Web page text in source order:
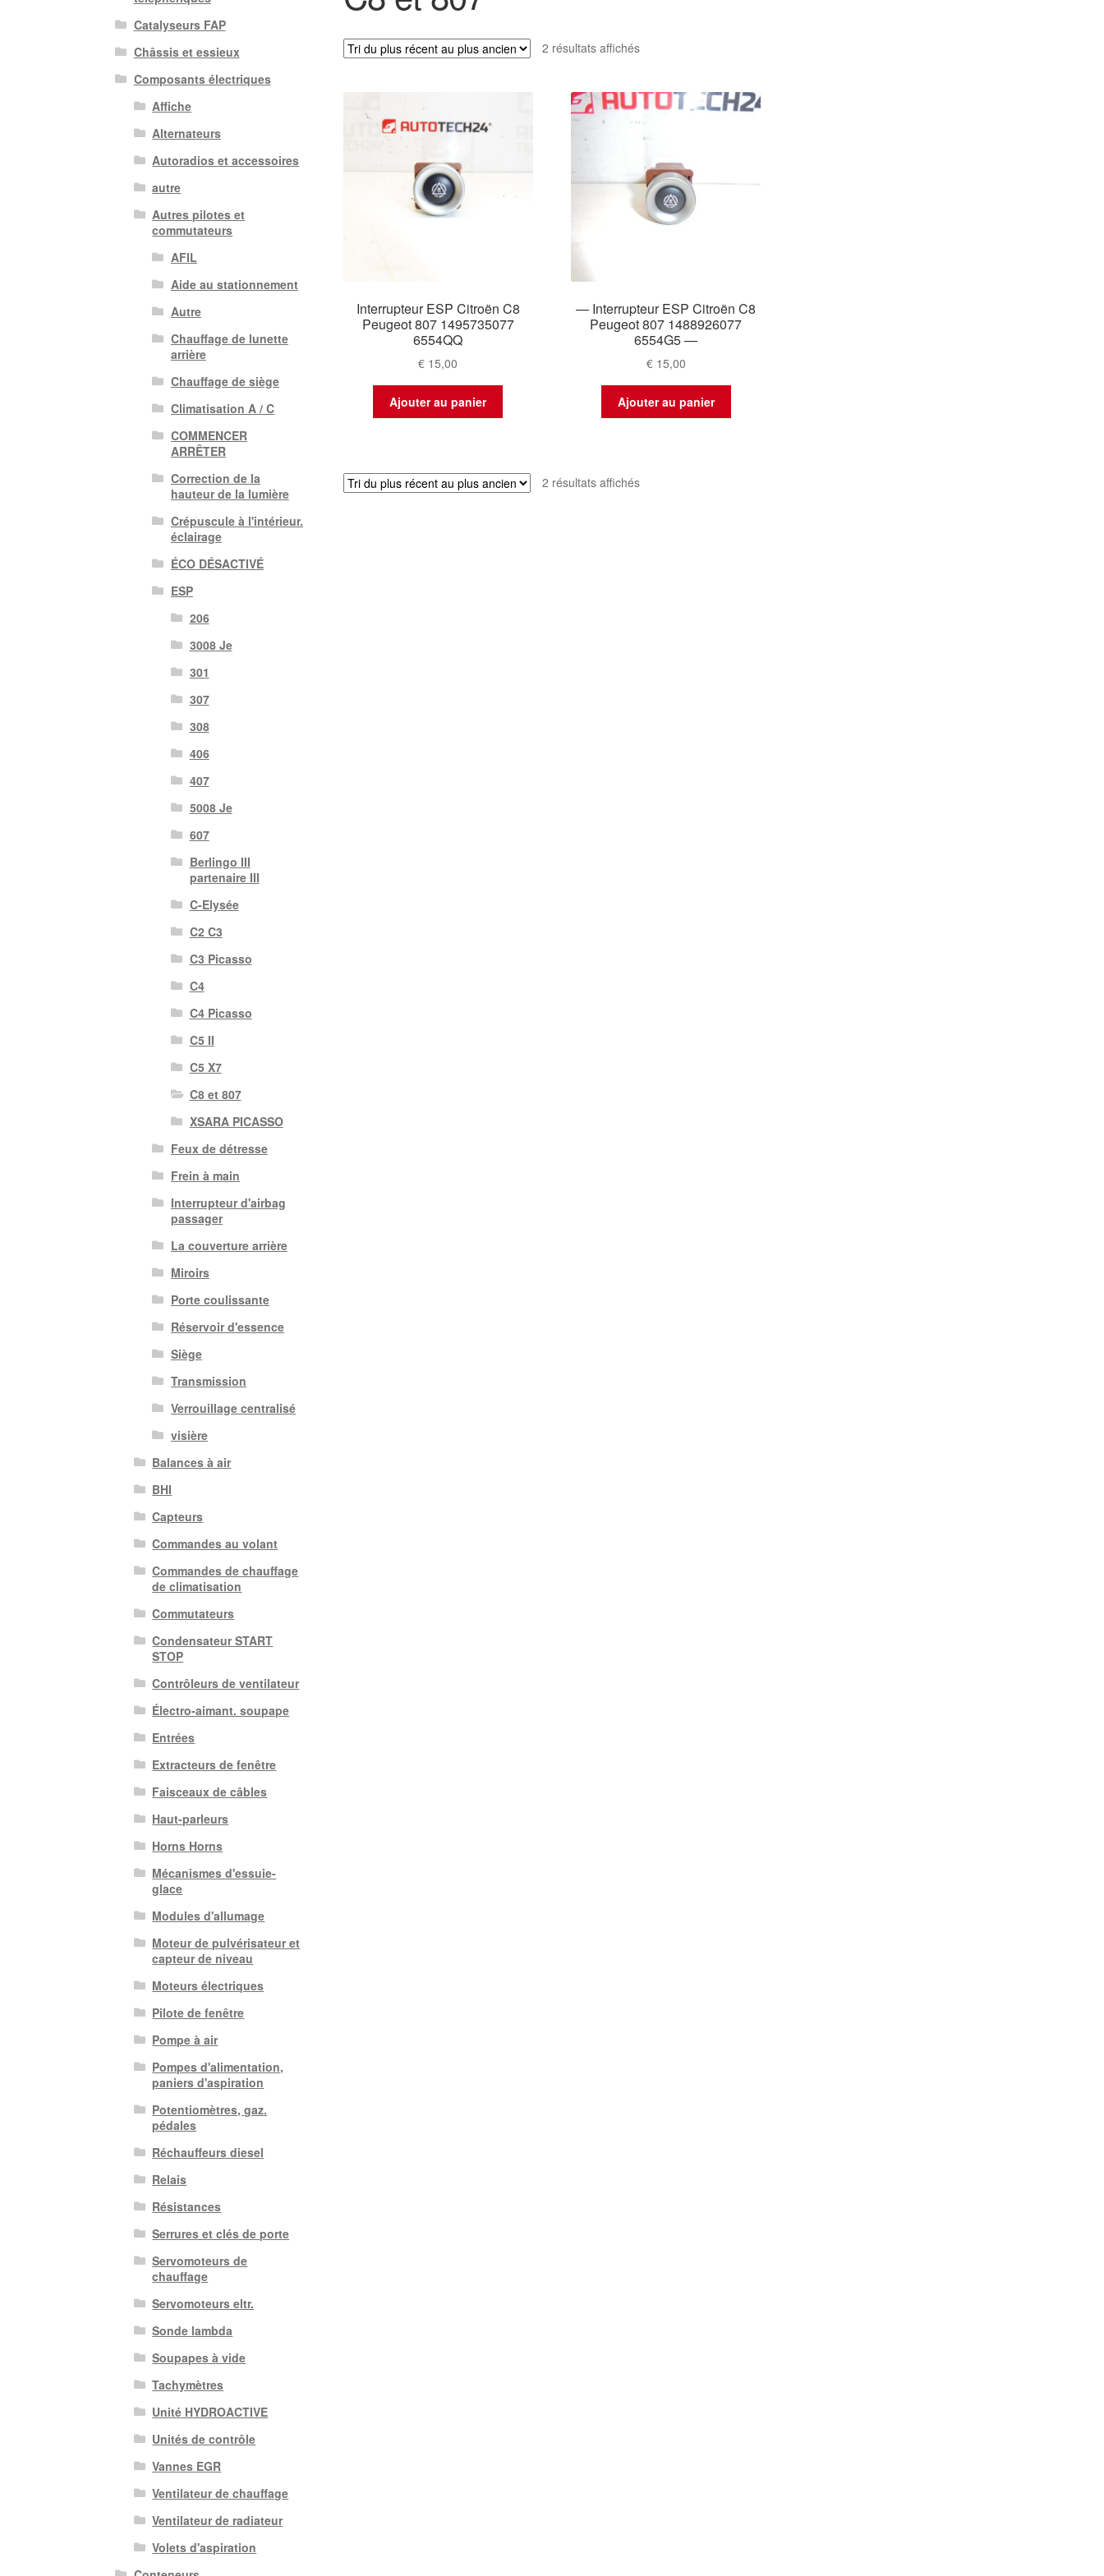
2 résultats affichésTrié
récent
au
plus
Interrupteur ESP Citroën C8
Peugeot 807 1495735077
6554QQ
€ 15,00
Ajouter au panier
— Interrupteur ESP Citroën C8
Peugeot 807 1488926077
6554G5 —
€15,00
Ajouter au panier
2 résultats affichésTrié
Catalyseurs FAP
Châssis et essieux
Composants électriques
Affiche
Alternateurs
Autoradios et accessoires
autre
Autres pilotes et
commutateurs
AFIL
Aide au stationnement
Autre
Chauffage de lunette
arrière
Chauffage de siège
Climatisation A / C
COMMENCER
ARRÊTER
Correction de la
hauteur de la lumière
Crépuscule à l'intérieur.
éclairage
ÉCO DÉSACTIVÉ
ESP
206
3008 Je
301
307
308
406
407
5008 Je
607
Berlingo III
partenaire III
C-Elysée
C2 C3
C3 Picasso
C4
C4 Picasso
C5 II
C5 X7
C8 et 807
XSARA PICASSO
Feux de détresse
Frein à main
Interrupteur d'airbag
passager
La couverture arrière
Miroirs
Porte coulissante
Réservoir d'essence
Siège
Transmission
Verrouillage centralisé
visière
Balances à air
BHI
Capteurs
Commandes au volant
Commandes de chauffage
de climatisation
Commutateurs
Condensateur START
STOP
Contrôleurs de ventilateur
Électro-aimant. soupape
Entrées
Extracteurs de fenêtre
Faisceaux de câbles
Haut-parleurs
Horns Horns
Mécanismes d'essuie-
glace
Modules d'allumage
Moteur de pulvérisateur et
capteur de niveau
Moteurs électriques
Pilote de fenêtre
Pompe à air
Pompes d'alimentation,
paniers d'aspiration
Potentiomètres, gaz.
pédales
Réchauffeurs diesel
Relais
Résistances
Serrures et clés de porte
Servomoteurs de
chauffage
Servomoteurs eltr.
Sonde lambda
Soupapes à vide
Tachymètres
Unité HYDROACTIVE
Unités de contrôle
Vannes EGR
Ventilateur de chauffage
Ventilateur de radiateur
Volets d'aspiration